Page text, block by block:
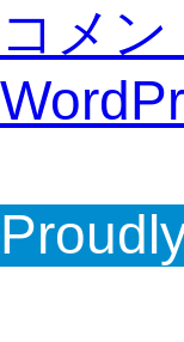
コメ